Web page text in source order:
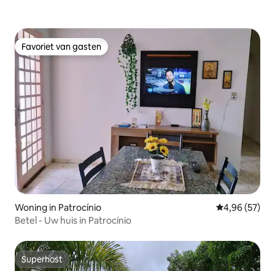
Favoriet van gasten
Favoriet van gasten
Woning in Patrocínio Gemiddelde
4,96 (57)
Betel - Uw huis in Patrocínio
Superhost
Superhost